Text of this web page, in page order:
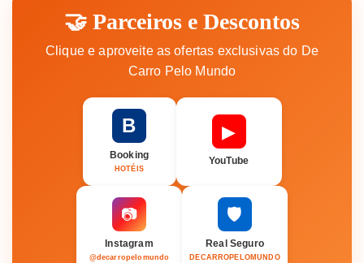
🤝 Parceiros e Descontos
Clique e aproveite as ofertas exclusivas do De
Carro Pelo Mundo
B
Booking
HOTÉIS
▶
YouTube
📷
Instagram
@decarropelomundo
🛡️
Real Seguro
DECARROPELOMUNDO